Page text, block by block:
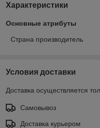
Характеристики
Основные атрибуты
Страна производитель
Условия доставки
Доставка осуществляется
Самовывоз
Доставка курьером